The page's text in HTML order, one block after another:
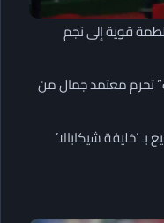
قوية إلى نجم
تحرم معتمد جمال من
‘خليفة شيكابالا’